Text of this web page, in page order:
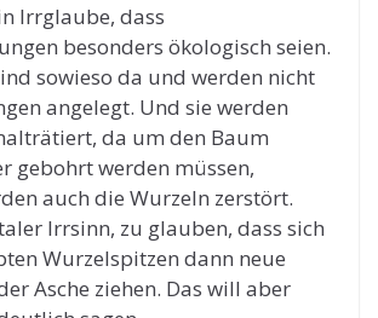
Irrglaube, dass
besonders ökologisch seien.
sowieso da und werden nicht
angelegt. Und sie werden
da um den Baum
gebohrt werden müssen,
auch die Wurzeln zerstört.
Irrsinn, zu glauben, dass sich
Wurzelspitzen dann neue
Asche ziehen. Das will aber